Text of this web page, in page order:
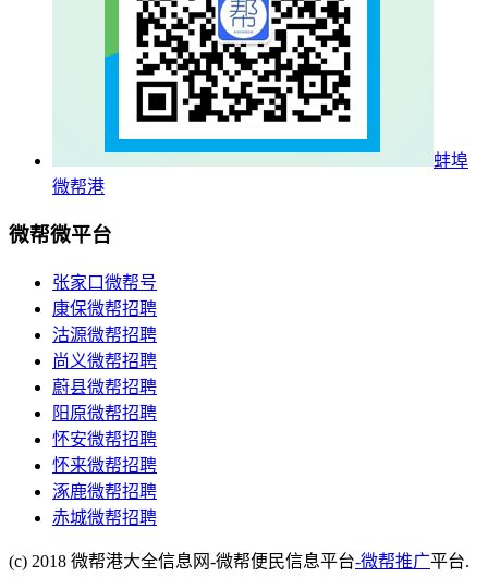
蚌埠
微帮港
微帮微平台
张家口微帮号
康保微帮招聘
沽源微帮招聘
尚义微帮招聘
蔚县微帮招聘
阳原微帮招聘
怀安微帮招聘
怀来微帮招聘
涿鹿微帮招聘
赤城微帮招聘
(c) 2018 微帮港大全信息网-微帮便民信息平台-微帮推广平台.